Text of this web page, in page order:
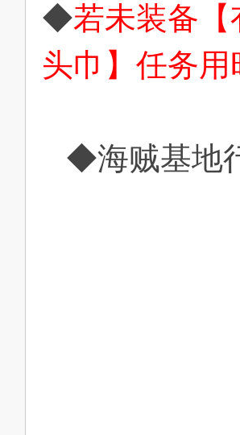
◆若未装备
头巾】任务用
◆海贼基地